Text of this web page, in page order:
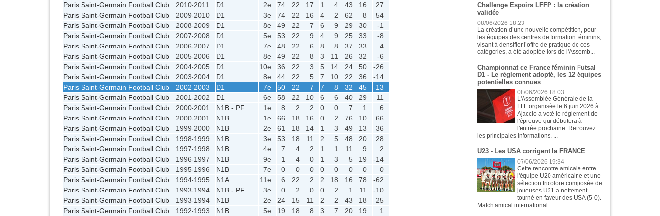
Paris Saint-Germain Football Club
2010-2011 D1 2e 74 22 17 1 4 43 16
27
Paris Saint-Germain Football Club
2009-2010 D1 3e 74 22 16 4 2 62 8
54
Paris Saint-Germain Football Club
2008-2009 D1 8e 49 22 7 6 9 29 30
-1
Paris Saint-Germain Football Club
2007-2008 D1 5e 53 22 9 4 9 25 33
-8
Paris Saint-Germain Football Club
2006-2007 D1 7e 48 22 6 8 8 37 33
4
Paris Saint-Germain Football Club
2005-2006 D1 8e 49 22 8 3 11 26 32
-6
Paris Saint-Germain Football Club
2004-2005 D1 10e 36 22 3 5 14 24 50
-26
Paris Saint-Germain Football Club
2003-2004 D1 8e 44 22 5 7 10 22 36
-14
Paris Saint-Germain Football Club
2002-2003 D1 7e 50 22 7 7 8 32 45
-13
Paris Saint-Germain Football Club
2001-2002 D1 6e 58 22 10 6 6 40 29
11
Paris Saint-Germain Football Club
2000-2001 N1B - PF 1e 8 2 2 0 0 7 1
6
Paris Saint-Germain Football Club
2000-2001 N1B 1e 66 18 16 0 2 76 10
66
Paris Saint-Germain Football Club
1999-2000 N1B 2e 61 18 14 1 3 49 13
36
Paris Saint-Germain Football Club
1998-1999 N1B 3e 53 18 11 2 5 48 20
28
Paris Saint-Germain Football Club
1997-1998 N1B 4e 7 4 2 1 1 11 9
2
Paris Saint-Germain Football Club
1996-1997 N1B 9e 1 4 0 1 3 5 19
-14
Paris Saint-Germain Football Club
1995-1996 N1B 7e 0 0 0 0 0 0 0
0
Paris Saint-Germain Football Club
1994-1995 N1A 11e 6 22 2 2 18 16 78
-62
Paris Saint-Germain Football Club
1993-1994 N1B - PF 3e 0 2 0 0 2 1 11
-10
Paris Saint-Germain Football Club
1993-1994 N1B 2e 24 15 11 2 2 43 18
25
Paris Saint-Germain Football Club
1992-1993 N1B 5e 19 18 8 3 7 20 19
1
Challenge Espoirs LFFP : la création
validée
08/06/2026 18:23
La création d’une nouvelle compétition, pour
les équipes des centres de formation féminins,
visant à densifier l’offre de pratique de ces
catégories, a été adoptée lors de l'Assemb...
Championnat de France féminin Futsal
D1 - Le règlement adopté, les 12 équipes
potentielles connues
08/06/2026 18:03
L'Assemblée Générale de la
FFF organisée le 6 juin 2026 à
Ajaccio a voté le règlement de
l'épreuve qui débutera à
l'entrée prochaine. Retrouvez
les principales informations. ...
U23 - Les USA corrigent la FRANCE
07/06/2026 19:34
Cette rencontre amicale entre
l'équipe U20 américaine et une
sélection tricolore composée de
joueuses U21 a nettement
tourné en faveur des USA (5-0).
Match amical international ...